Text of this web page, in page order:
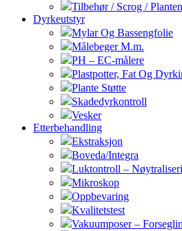
Tilbehør / Scrog /
Dyrkeutstyr
Mylar Og Bassengfolie
Målebeger M.m.
PH – EC-målere
Plastpotter, Fat Og
Plante Støtte
Skadedyrkontroll
Vesker
Etterbehandling
Ekstraksjon
Boveda/Integra
Luktontroll –
Mikroskop
Oppbevaring
Kvalitetstest
Vakuumposer –